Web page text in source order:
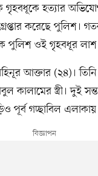
হত্যার
করেছে পুলিশ।
পুলিশ ওই গৃহবধূর লাশ
আক্তার (২৪)। তিনি
কালামের স্ত্রী। দুই
পূর্ব গচ্ছাবিল